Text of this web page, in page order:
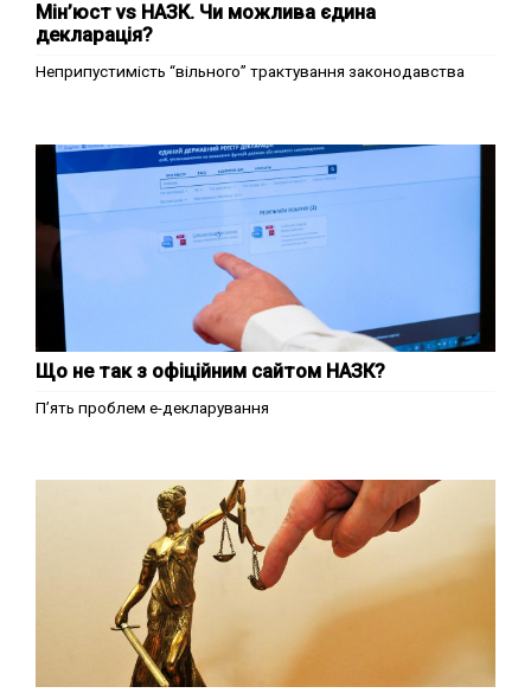
Мін’юст vs НАЗК. Чи можлива єдина
декларація?
Неприпустимість “вільного” трактування законодавства
Що не так з офіційним сайтом НАЗК?
П’ять проблем е-декларування